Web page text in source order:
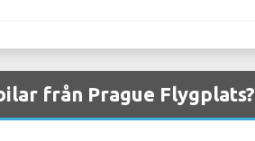
från Prague Flygplats?